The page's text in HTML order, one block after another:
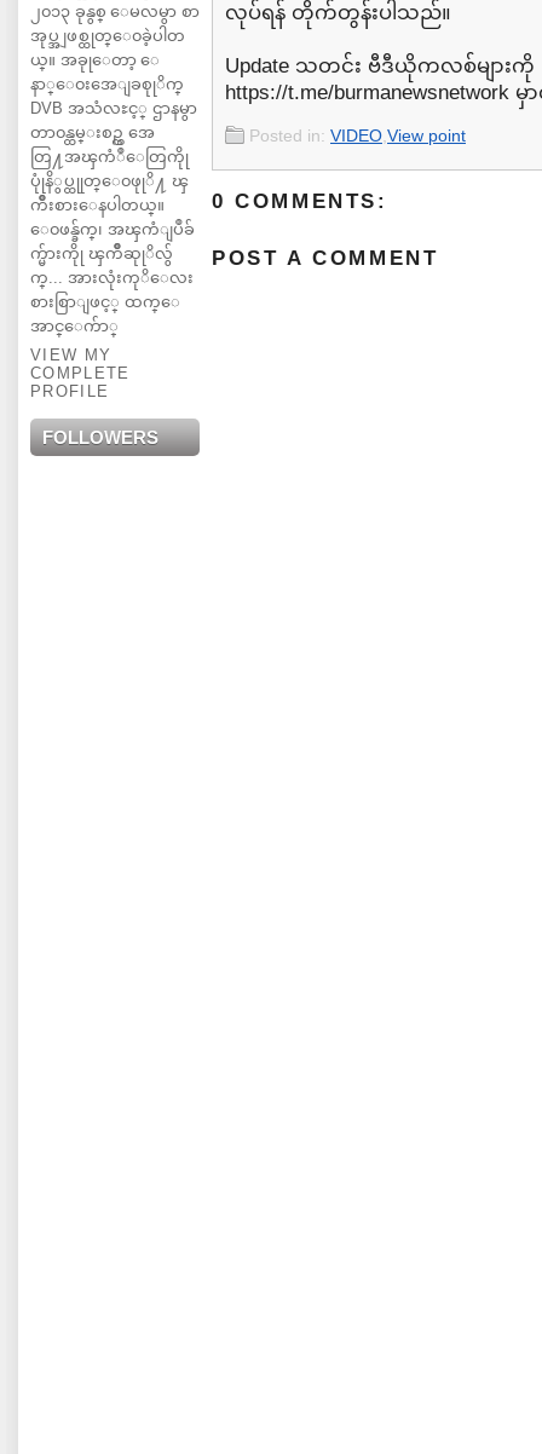
၂၀၁၃ ခုနွစ္ ေမလမွာ စာ
အုပ္အျဖစ္ထုတ္ေ၀ခဲ့ပါတ
ယ္။ အခုုေတာ့ ေ
နာ္ေ၀းအေျခစုုိက္
DVB အသံလႊင့္ ဌာနမွာ
တာ၀န္ထမ္းစဥ္က အေ
တြ႔အၾကံဳေတြကိုု
ပုုံနိွပ္ထုုတ္ေ၀ဖုုိ႔ ၾ
ကိဳးစားေနပါတယ္။
ေ၀ဖန္ခ်က္၊ အၾကံျပဳခ်
က္မ်ားကိုု ၾကိဳဆုုိလ်ွ
က္... အားလုံးကုိေလး
စားစြာျဖင့္ ထက္ေ
အာင္ေက်ာ္
VIEW MY
COMPLETE
PROFILE
FOLLOWERS
လုပ်ရန် တိုက်တွန်းပါသည်။
Update သတင်း ဗီဒီယိုကလစ်များကို
⁦https://t.me/
Posted in: VIDEO View point
0 COMMENTS:
POST A COMMENT